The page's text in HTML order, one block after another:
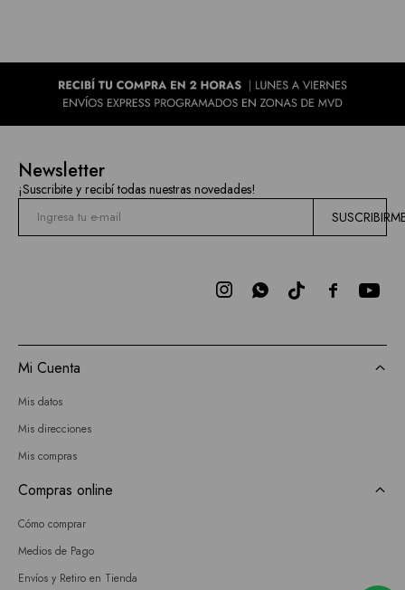
Newsletter
¡Suscribite y recibí todas nuestras novedades!

 
Mi Cuenta
Mis datos
Mis direcciones
Mis compras
Compras online
Cómo comprar
Medios de Pago
Envíos y Retiro en Tienda